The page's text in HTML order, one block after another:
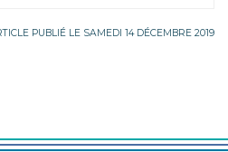
PUBLIÉ LE SAMEDI 14 DÉCEMBRE 2019